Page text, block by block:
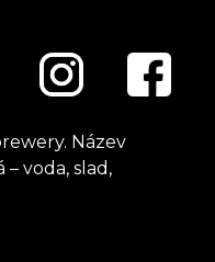
Název
voda, slad,